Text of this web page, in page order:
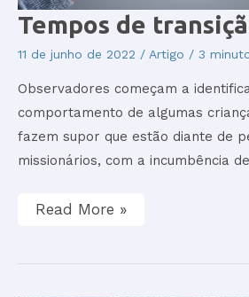
Tempos de
11 de junho de 2022 / Artigo / 3
Observadores começam a
comportamento de algumas
fazem supor que estão diante de
missionários, com a incumbência
Tempos
de
transição
Read More »